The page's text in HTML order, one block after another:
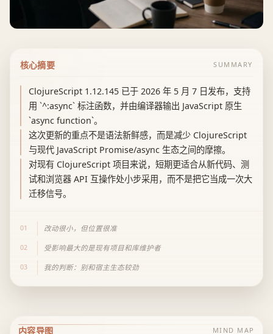
核心摘要 SUMMARY
ClojureScript 1.12.145 已于 2026 年 5 月 7 日发布，支持
用 `^:async` 标注函数，并由编译器输出 JavaScript 原生
`async function`。
这次更新的重点不是语法新鲜感，而是减少 ClojureScript
与现代 JavaScript Promise/async 生态之间的摩擦。
对现有 ClojureScript 项目来说，短期更适合从新代码、测
试和浏览器 API 互操作处小步采用，而不是把它当成一次大
迁移信号。
01 改动很小，但位置很准
02 受影响最大的是现有项目和库维护者
03 我的判断：别和宿主生态较劲
内容导图 MIND MAP